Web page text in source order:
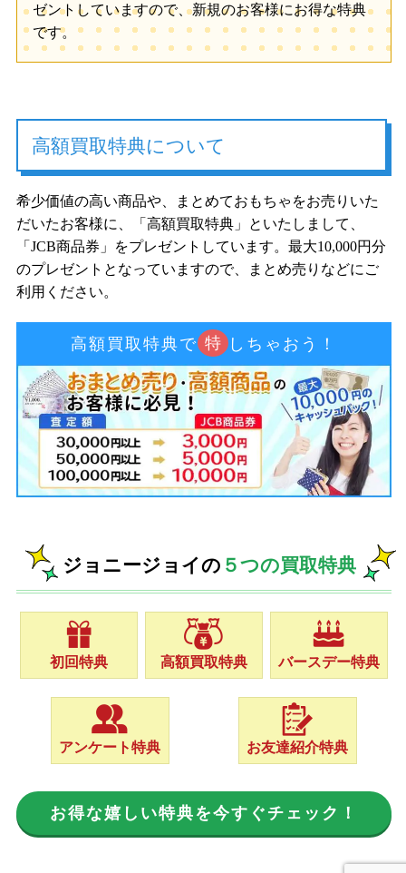
ゼントしていますので、新規のお客様にお得な特典
です。
高額買取特典について
希少価値の高い商品や、まとめておもちゃをお売りいた
だいたお客様に、「高額買取特典」といたしまして、
「JCB商品券」をプレゼントしています。最大10,000円分
のプレゼントとなっていますので、まとめ売りなどにご
利用ください。
高額買取特典で 特 しちゃおう！
ジョニージョイの ５つの買取特典
初回特典 高額買取特典 バースデー特典
アンケート特典 お友達紹介特典
お得な嬉しい特典を今すぐチェック！